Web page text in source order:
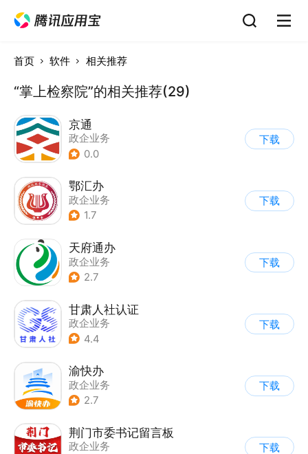
首页 软件 相关推荐
“掌上检察院”的相关推荐(29)
京通
政企业务
0.0
下载
鄂汇办
政企业务
1.7
下载
天府通办
政企业务
2.7
下载
甘肃人社认证
政企业务
4.4
下载
渝快办
政企业务
2.7
下载
荆门市委书记留言板
政企业务
下载